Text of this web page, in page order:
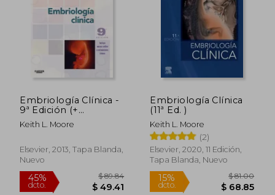
Embriología Clínica -
9ª Edición (+
Studentconsult)
Keith L. Moore
Elsevier, 2013, Tapa Blanda,
Nuevo
Embriología Clínica
(11ª Ed. )
Keith L. Moore
(2)
Elsevier, 2020, 11 Edición,
Tapa Blanda, Nuevo